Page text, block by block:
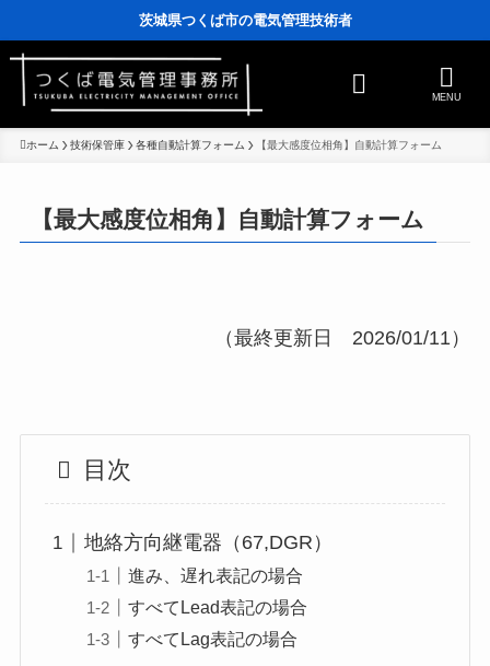
茨城県つくば市の電気管理技術者
MENU
ホーム 技術保管庫 各種自動計算フォーム 【最大感度位相角】自動計算フォーム
【最大感度位相角】自動計算フォーム
（最終更新日 2026/01/11）
目次
地絡方向継電器（67,DGR）
進み、遅れ表記の場合
すべてLead表記の場合
すべてLag表記の場合